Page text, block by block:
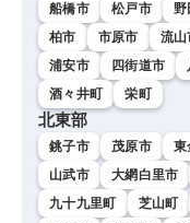
船橋市
松戸市 野
柏市
市原市 流山
浦安市
四街道市
酒々井町
栄町
北東部
銚子市 茂原市 東
山武市
大網白里市
九十九里町
芝山町